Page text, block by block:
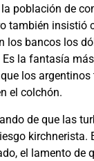
población de
también insistió
los bancos los
la fantasía
los argentinos
el colchón.
de que las
kirchnerista.
el lamento de